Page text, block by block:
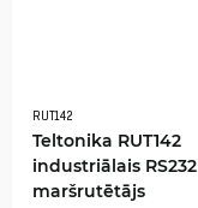
RUT142
Teltonika RUT142
industriālais RS232
maršrutētājs